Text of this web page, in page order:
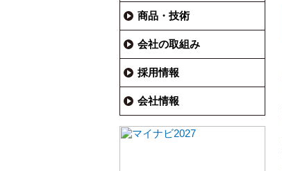
商品・技術
会社の取組み
採用情報
会社情報